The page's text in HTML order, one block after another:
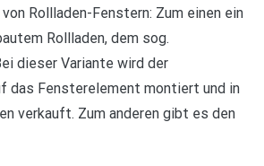
Rollladen-Fenstern: Zum einen ein
Rollladen, dem sog.
dieser Variante wird der
das Fensterelement montiert und in
verkauft. Zum anderen gibt es den